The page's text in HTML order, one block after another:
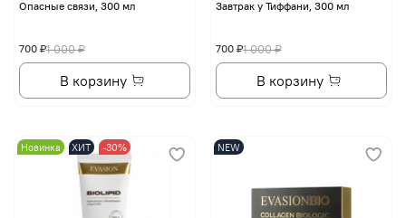
Опасные связи, 300 мл
1 000 ₽
700 ₽
В корзину
Завтрак у Тиффани, 300 мл
1 000 ₽
700 ₽
В корзину
Новинка ХИТ -30% NEW